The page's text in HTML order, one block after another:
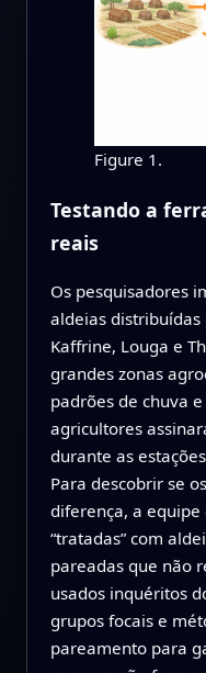
Figure 1.
Testando a
reais
Os pesquisadores
aldeias
Kaffrine, Louga e
grandes zonas
padrões de chuva
agricultores
durante as
Para descobrir se
diferença, a equipe
“tratadas” com
pareadas que não
usados inquéritos
grupos focais e
pareamento para